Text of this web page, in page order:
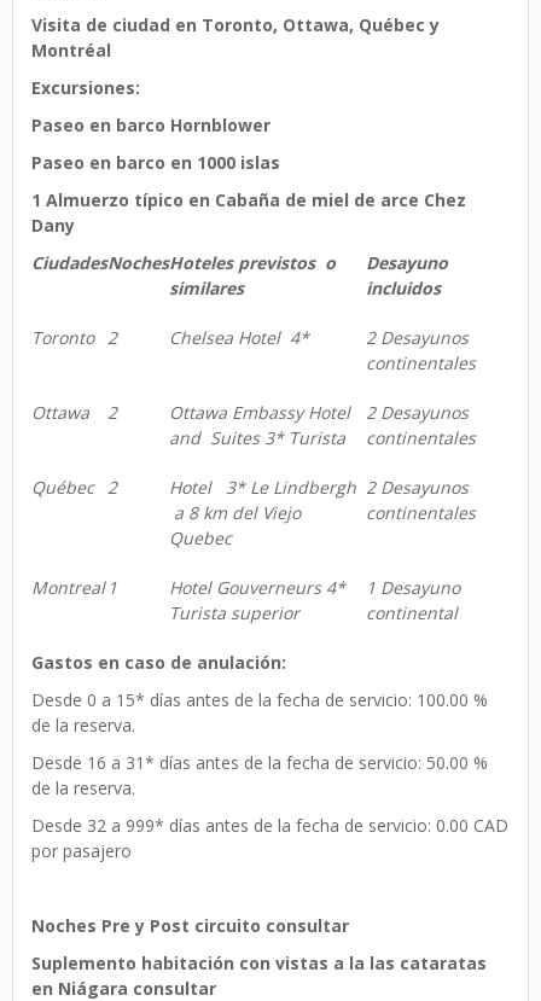
Visita de ciudad en Toronto, Ottawa, Québec y
Montréal
Excursiones:
Paseo en barco Hornblower
Paseo en barco en 1000 islas
1 Almuerzo típico en Cabaña de miel de arce Chez
Dany
CiudadesNochesHoteles previstos o
similares
Desayuno
incluidos
Toronto 2 Chelsea Hotel 4*
2 Desayunos
continentales
Ottawa 2
Ottawa Embassy Hotel
and Suites 3* Turista
2 Desayunos
continentales
Québec 2
Hotel 3* Le Lindbergh
a 8 km del Viejo
Quebec
2 Desayunos
continentales
Montreal 1
Hotel Gouverneurs 4*
Turista superior
1 Desayuno
continental
Gastos en caso de anulación:
Desde 0 a 15* días antes de la fecha de servicio: 100.00 %
de la reserva.
Desde 16 a 31* días antes de la fecha de servicio: 50.00 %
de la reserva.
Desde 32 a 999* días antes de la fecha de servicio: 0.00 CAD
por pasajero
Noches Pre y Post circuito consultar
Suplemento habitación con vistas a la las cataratas
en Niágara consultar